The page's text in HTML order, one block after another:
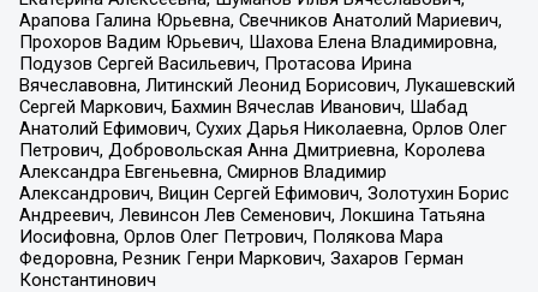
Арапова Галина Юрьевна, Свечников Анатолий Мариевич,
Прохоров Вадим Юрьевич, Шахова Елена Владимировна,
Подузов Сергей Васильевич, Протасова Ирина
Вячеславовна, Литинский Леонид Борисович, Лукашевский
Сергей Маркович, Бахмин Вячеслав Иванович, Шабад
Анатолий Ефимович, Сухих Дарья Николаевна, Орлов Олег
Петрович, Добровольская Анна Дмитриевна, Королева
Александра Евгеньевна, Смирнов Владимир
Александрович, Вицин Сергей Ефимович, Золотухин Борис
Андреевич, Левинсон Лев Семенович, Локшина Татьяна
Иосифовна, Орлов Олег Петрович, Полякова Мара
Федоровна, Резник Генри Маркович, Захаров Герман
Константинович